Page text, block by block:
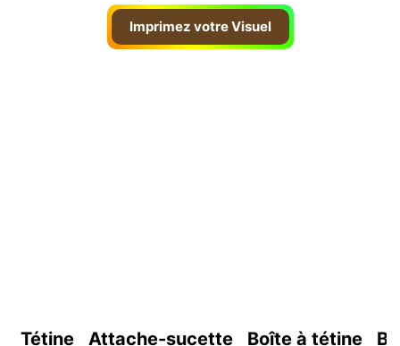
Imprimez votre Visuel
Tétine Attache-sucette Boîte à tétine